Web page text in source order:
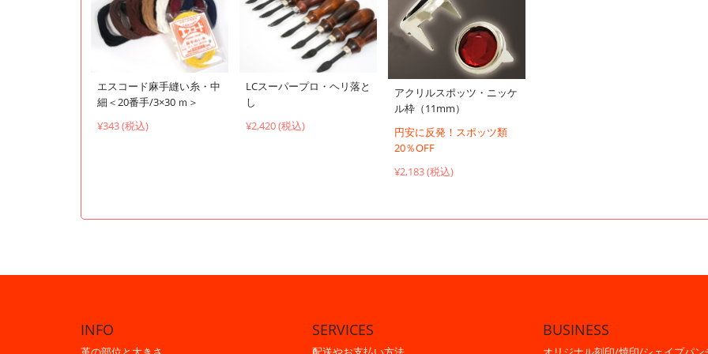
エスコード麻手縫い糸・中
細＜20番手/3×30 ｍ＞
¥343 (税込)
LCスーパープロ・ヘリ落と
し
¥2,420 (税込)
アクリルスポッツ・ニッケ
ル枠（11mm）
円安に反発！スポッツ類
20％OFF
¥2,183 (税込)
INFO SERVICES BUSINESS